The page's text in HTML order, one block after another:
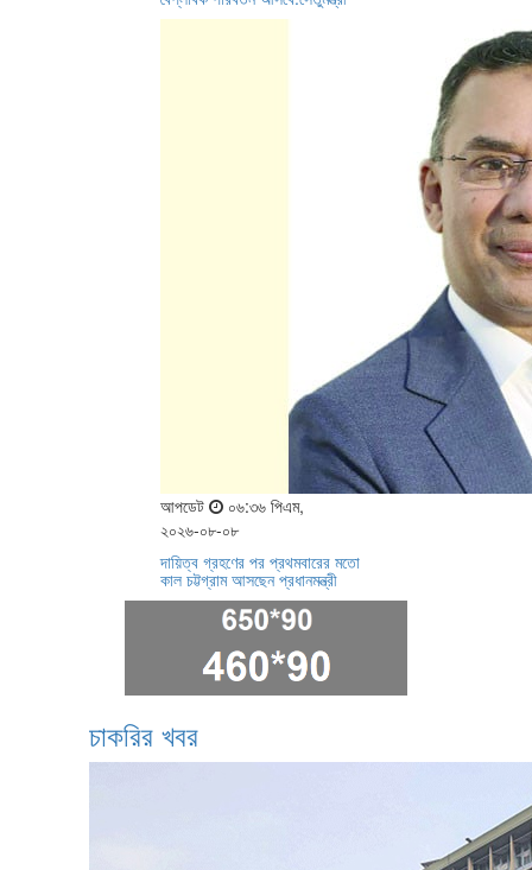
আপডেট
০৬:৩৬ পিএম,
২০২৬-০৮-০৮
দায়িত্ব গ্রহণের পর প্রথমবারের মতো
কাল চট্টগ্রাম আসছেন প্রধানমন্ত্রী
চাকরির খবর